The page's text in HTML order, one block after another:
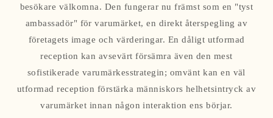
besökare välkomna. Den fungerar nu främst som en "tyst
ambassadör" för varumärket, en direkt återspegling av
företagets image och värderingar. En dåligt utformad
reception kan avsevärt försämra även den mest
sofistikerade varumärkesstrategin; omvänt kan en väl
utformad reception förstärka människors helhetsintryck av
varumärket innan någon interaktion ens börjar.